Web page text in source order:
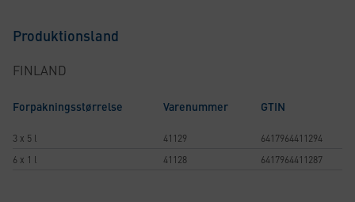
Produktionsland
FINLAND
Forpakningsstørrelse Varenummer GTIN
3 x 5 l 41129
6417964411294
6 x 1 l
41128 6417964411287